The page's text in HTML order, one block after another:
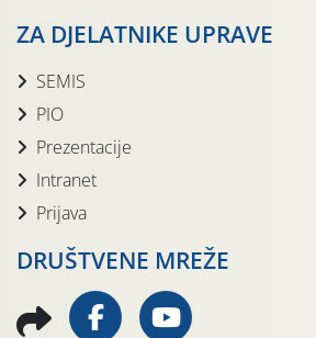
ZA DJELATNIKE UPRAVE
SEMIS
PIO
Prezentacije
Intranet
Prijava
DRUŠTVENE MREŽE